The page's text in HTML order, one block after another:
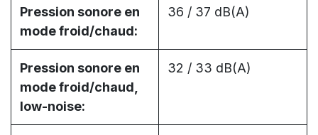
Pression sonore en
mode froid/chaud:
36 / 37 dB(A)
Pression sonore en
mode froid/chaud,
low-noise:
32 / 33 dB(A)